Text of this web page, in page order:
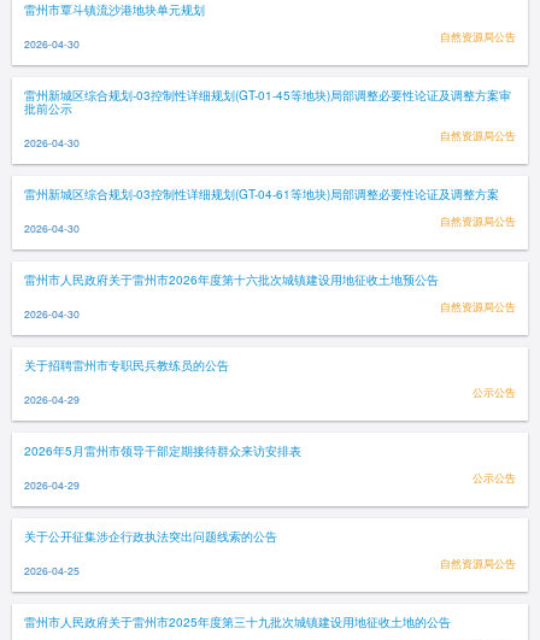
雷州市覃斗镇流沙港地块单元规划
2026-04-30 自然资源局公告
雷州新城区综合规划-03控制性详细规划(GT-01-45等地块)局部调整必要性论证及调整方案审
批前公示
2026-04-30 自然资源局公告
雷州新城区综合规划-03控制性详细规划(GT-04-61等地块)局部调整必要性论证及调整方案
2026-04-30 自然资源局公告
雷州市人民政府关于雷州市2026年度第十六批次城镇建设用地征收土地预公告
2026-04-30 自然资源局公告
关于招聘雷州市专职民兵教练员的公告
2026-04-29 公示公告
2026年5月雷州市领导干部定期接待群众来访安排表
2026-04-29 公示公告
关于公开征集涉企行政执法突出问题线索的公告
2026-04-25 自然资源局公告
雷州市人民政府关于雷州市2025年度第三十九批次城镇建设用地征收土地的公告